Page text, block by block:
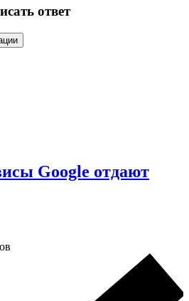
ответ
Google отдают